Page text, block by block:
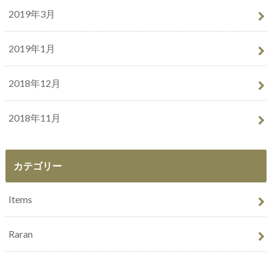
2019年3月
2019年1月
2018年12月
2018年11月
カテゴリー
Items
Raran